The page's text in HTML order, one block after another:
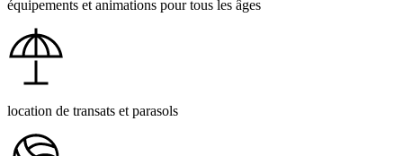
équipements et animations pour tous les âges
location de transats et parasols